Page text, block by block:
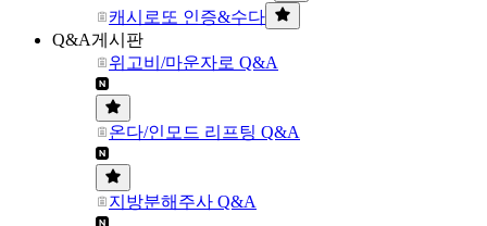
캐시로또 인증&수다
Q&A게시판
위고비/마운자로 Q&A
온다/인모드 리프팅 Q&A
지방분해주사 Q&A